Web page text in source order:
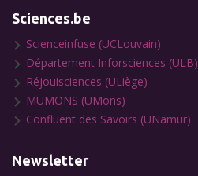
Sciences.be
Scienceinfuse (UCLouvain)
Département Inforsciences (ULB)
Réjouisciences (ULiège)
MUMONS (UMons)
Confluent des Savoirs (UNamur)
Newsletter